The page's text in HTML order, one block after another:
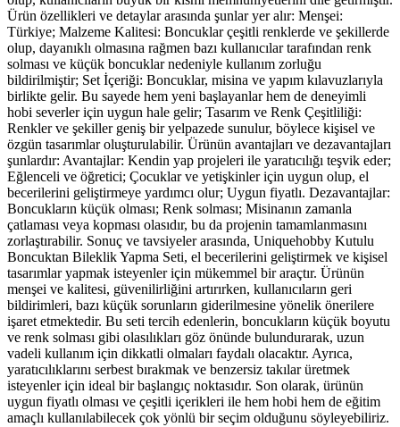
Ürün özellikleri ve detaylar arasında şunlar yer alır: Menşei:
Türkiye; Malzeme Kalitesi: Boncuklar çeşitli renklerde ve şekillerde
olup, dayanıklı olmasına rağmen bazı kullanıcılar tarafından renk
solması ve küçük boncuklar nedeniyle kullanım zorluğu
bildirilmiştir; Set İçeriği: Boncuklar, misina ve yapım kılavuzlarıyla
birlikte gelir. Bu sayede hem yeni başlayanlar hem de deneyimli
hobi severler için uygun hale gelir; Tasarım ve Renk Çeşitliliği:
Renkler ve şekiller geniş bir yelpazede sunulur, böylece kişisel ve
özgün tasarımlar oluşturulabilir. Ürünün avantajları ve dezavantajları
şunlardır: Avantajlar: Kendin yap projeleri ile yaratıcılığı teşvik eder;
Eğlenceli ve öğretici; Çocuklar ve yetişkinler için uygun olup, el
becerilerini geliştirmeye yardımcı olur; Uygun fiyatlı. Dezavantajlar:
Boncukların küçük olması; Renk solması; Misinanın zamanla
çatlaması veya kopması olasıdır, bu da projenin tamamlanmasını
zorlaştırabilir. Sonuç ve tavsiyeler arasında, Uniquehobby Kutulu
Boncuktan Bileklik Yapma Seti, el becerilerini geliştirmek ve kişisel
tasarımlar yapmak isteyenler için mükemmel bir araçtır. Ürünün
menşei ve kalitesi, güvenilirliğini artırırken, kullanıcıların geri
bildirimleri, bazı küçük sorunların giderilmesine yönelik önerilere
işaret etmektedir. Bu seti tercih edenlerin, boncukların küçük boyutu
ve renk solması gibi olasılıkları göz önünde bulundurarak, uzun
vadeli kullanım için dikkatli olmaları faydalı olacaktır. Ayrıca,
yaratıcılıklarını serbest bırakmak ve benzersiz takılar üretmek
isteyenler için ideal bir başlangıç noktasıdır. Son olarak, ürünün
uygun fiyatlı olması ve çeşitli içerikleri ile hem hobi hem de eğitim
amaçlı kullanılabilecek çok yönlü bir seçim olduğunu söyleyebiliriz.